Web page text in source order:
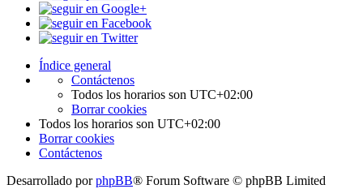
Índice general
Contáctenos
Todos los horarios son UTC+02:00
Borrar cookies
Todos los horarios son UTC+02:00
Borrar cookies
Contáctenos
Desarrollado porphpBB® Forum Software © phpBB Limited